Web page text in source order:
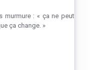
murmure : « ça ne peut
ça change. »